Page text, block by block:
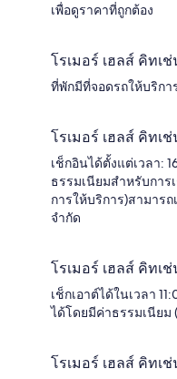
เพื่อดูราคาที่ถูกต้อง
โรเมอร์ เฮลส์ คิทเ
ที่พักมีที่จอดรถให้บริกา
โรเมอร์ เฮลส์ คิทเ
เช็กอินได้ตั้งแต่เวลา:
ธรรมเนียมสำหรับกา
การให้บริการ)สามาร
จำกัด
โรเมอร์ เฮลส์ คิทเ
เช็กเอาต์ได้ในเวลา
ได้โดยมีค่าธรรมเนียม
โรเมอร์ เฮลส์ คิทเ